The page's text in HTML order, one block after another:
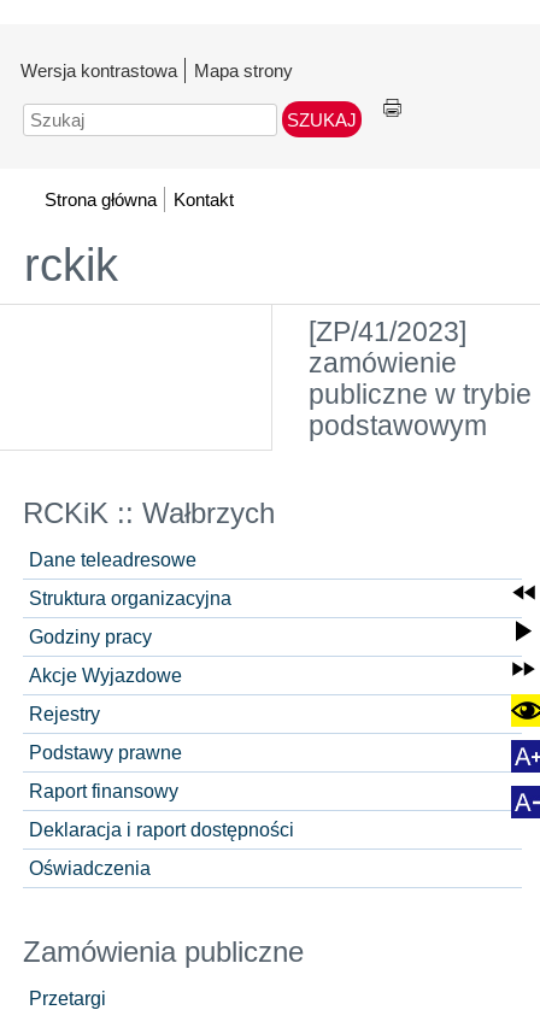
Wersja kontrastowa Mapa strony
Szukaj
Strona główna Kontakt
rckik
[ZP/41/2023]
zamówienie
publiczne w trybie
podstawowym
RCKiK :: Wałbrzych
Dane teleadresowe
Struktura organizacyjna
Godziny pracy
Akcje Wyjazdowe
Rejestry
Podstawy prawne
Raport finansowy
Deklaracja i raport dostępności
Oświadczenia
Zamówienia publiczne
Przetargi